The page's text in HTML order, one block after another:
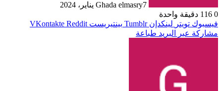
Ghada elmasry7 يناير، 2024
0
دقيقة واحدة
فيسبوك تويتر لينكدإن بينتيريست
مشاركة عبر البريد طباعة